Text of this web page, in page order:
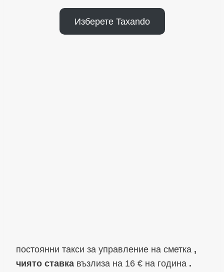
Изберете Taxando
постоянни такси за управление на сметка ,
чиято ставка възлиза на 16 € на година .